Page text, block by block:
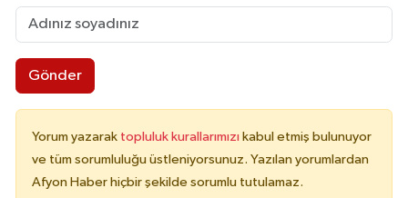
Gönder
Yorum yazarak topluluk kurallarımızı kabul etmiş bulunuyor
ve tüm sorumluluğu üstleniyorsunuz. Yazılan yorumlardan
Afyon Haber hiçbir şekilde sorumlu tutulamaz.